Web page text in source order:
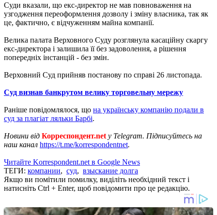
Суди вказали, що екс-директор не мав повноваження на
узгодження переоформлення дозволу і зміну власника, так як
це, фактично, є відчуженням майна компанії.
Велика палата Верховного Суду розглянула касаційну скаргу
екс-директора і залишила її без задоволення, а рішення
попередніх інстанцій - без змін.
Верховний Суд прийняв постанову по справі 26 листопада.
Суд визнав банкрутом велику торговельну мережу
Раніше повідомлялося, що на українську компанію подали в
суд за плагіат ляльки Барбі.
Новини від Корреспондент.net у Telegram. Підписуйтесь на
наш канал https://t.me/korrespondentnet.
Читайте Korrespondent.net в Google News
ТЕГИ: компании, суд, взыскание долга
Якщо ви помітили помилку, виділіть необхідний текст і
натисніть Ctrl + Enter, щоб повідомити про це редакцію.